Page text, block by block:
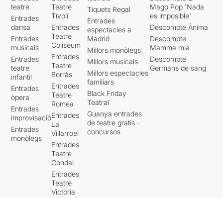
teatre
Entrades
dansa
Entrades
musicals
Entrades
teatre
infantil
Entrades
òpera
Entrades
improvisació
Entrades
monòlegs
Teatre
Tívoli
Entrades
Teatre
Coliseum
Entrades
Teatre
Borràs
Entrades
Teatre
Romea
Entrades
La
Villarroel
Entrades
Teatre
Condal
Entrades
Teatre
Victòria
Tiquets Regal
Entrades
espectacles a
Madrid
Millors monòlegs
Millors musicals
Millors espectacles
familiars
Black Friday
Teatral
Guanya entrades
de teatre gratis -
concursos
Mago Pop 'Nada
es imposible'
Descompte Ànima
Descompte
Mamma mia
Descompte
Germans de sang